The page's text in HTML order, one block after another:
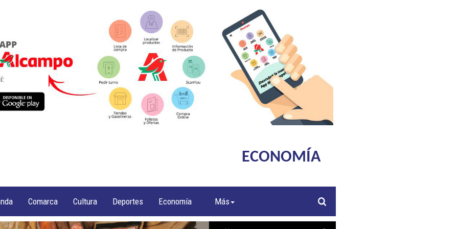
ECONOMÍA
Comarca Cultura Deportes Economía Más